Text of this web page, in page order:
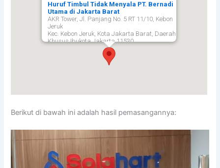
Huruf Timbul Tidak Menyala PT. Bernadi
Utama di Jakarta Barat
AKR Tower, Jl. Panjang No. 5 RT 11/10, Kebon
Jeruk
Kec. Kebon Jeruk, Kota Jakarta Barat, Daerah
Khusus Ibukota Jakarta 11530,
11530
Berikut di bawah ini adalah hasil pemasangannya: